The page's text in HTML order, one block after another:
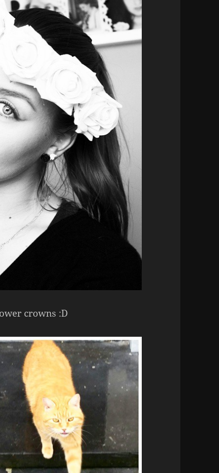
crowns :D